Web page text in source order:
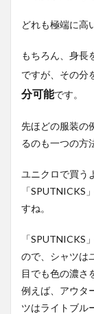
どれも極端に高
もちろん、身長
ですが、その分
分可能です。
先ほどの服装の
るのも一つの方
ユニクロで買う
「SPUTNICKS
すね。
「SPUTNICKS
ので、シャツは
目でも色の濃さ
例えば、アウタ
ツはライトブル